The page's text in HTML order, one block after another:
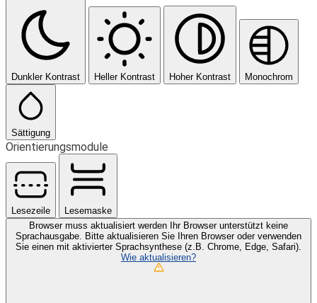
Dunkler Kontrast Heller Kontrast Hoher Kontrast Monochrom
Sättigung
Orientierungsmodule
Lesezeile
Lesemaske
Browser muss aktualisiert werden
Ihr Browser unterstützt keine
Sprachausgabe. Bitte aktualisieren Sie Ihren Browser oder verwenden
Sie einen mit aktivierter Sprachsynthese (z.B. Chrome, Edge, Safari).
Wie aktualisieren?